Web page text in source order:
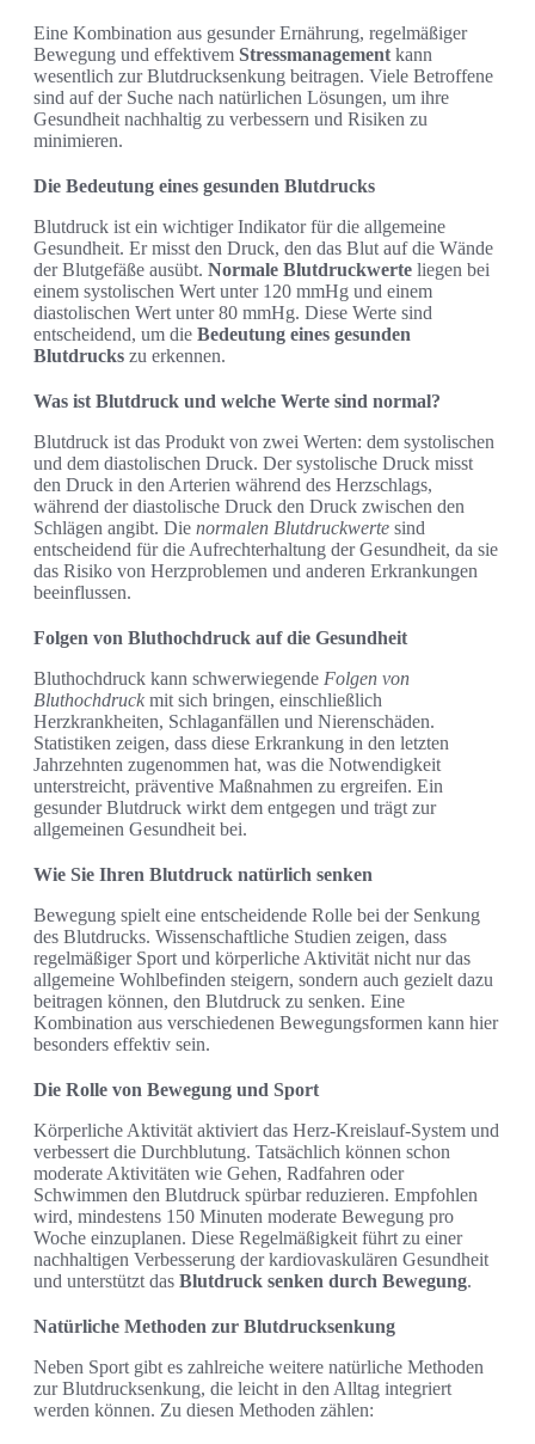
Eine Kombination aus gesunder Ernährung, regelmäßiger
Bewegung und effektivem Stressmanagement kann
wesentlich zur Blutdrucksenkung beitragen. Viele Betroffene
sind auf der Suche nach natürlichen Lösungen, um ihre
Gesundheit nachhaltig zu verbessern und Risiken zu
minimieren.
Die Bedeutung eines gesunden Blutdrucks
Blutdruck ist ein wichtiger Indikator für die allgemeine
Gesundheit. Er misst den Druck, den das Blut auf die Wände
der Blutgefäße ausübt. Normale Blutdruckwerte liegen bei
einem systolischen Wert unter 120 mmHg und einem
diastolischen Wert unter 80 mmHg. Diese Werte sind
entscheidend, um die Bedeutung eines gesunden
Blutdrucks zu erkennen.
Was ist Blutdruck und welche Werte sind normal?
Blutdruck ist das Produkt von zwei Werten: dem systolischen
und dem diastolischen Druck. Der systolische Druck misst
den Druck in den Arterien während des Herzschlags,
während der diastolische Druck den Druck zwischen den
Schlägen angibt. Die normalen Blutdruckwerte sind
entscheidend für die Aufrechterhaltung der Gesundheit, da sie
das Risiko von Herzproblemen und anderen Erkrankungen
beeinflussen.
Folgen von Bluthochdruck auf die Gesundheit
Bluthochdruck kann schwerwiegende Folgen von
Bluthochdruck mit sich bringen, einschließlich
Herzkrankheiten, Schlaganfällen und Nierenschäden.
Statistiken zeigen, dass diese Erkrankung in den letzten
Jahrzehnten zugenommen hat, was die Notwendigkeit
unterstreicht, präventive Maßnahmen zu ergreifen. Ein
gesunder Blutdruck wirkt dem entgegen und trägt zur
allgemeinen Gesundheit bei.
Wie Sie Ihren Blutdruck natürlich senken
Bewegung spielt eine entscheidende Rolle bei der Senkung
des Blutdrucks. Wissenschaftliche Studien zeigen, dass
regelmäßiger Sport und körperliche Aktivität nicht nur das
allgemeine Wohlbefinden steigern, sondern auch gezielt dazu
beitragen können, den Blutdruck zu senken. Eine
Kombination aus verschiedenen Bewegungsformen kann hier
besonders effektiv sein.
Die Rolle von Bewegung und Sport
Körperliche Aktivität aktiviert das Herz-Kreislauf-System und
verbessert die Durchblutung. Tatsächlich können schon
moderate Aktivitäten wie Gehen, Radfahren oder
Schwimmen den Blutdruck spürbar reduzieren. Empfohlen
wird, mindestens 150 Minuten moderate Bewegung pro
Woche einzuplanen. Diese Regelmäßigkeit führt zu einer
nachhaltigen Verbesserung der kardiovaskulären Gesundheit
und unterstützt das Blutdruck senken durch Bewegung.
Natürliche Methoden zur Blutdrucksenkung
Neben Sport gibt es zahlreiche weitere natürliche Methoden
zur Blutdrucksenkung, die leicht in den Alltag integriert
werden können. Zu diesen Methoden zählen: